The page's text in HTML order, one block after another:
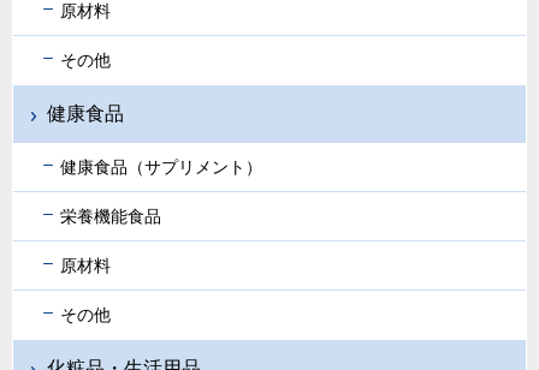
原材料
その他
健康食品
健康食品（サプリメント）
栄養機能食品
原材料
その他